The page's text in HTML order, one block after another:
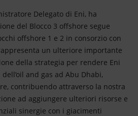
Delegato di Eni, ha
del Blocco 3 offshore segue
offshore 1 e 2 in consorzio con
un ulteriore importante
della strategia per rendere Eni
and gas ad Abu Dhabi,
contribuendo attraverso la nostra
ad aggiungere ulteriori risorse e
sinergie con i giacimenti